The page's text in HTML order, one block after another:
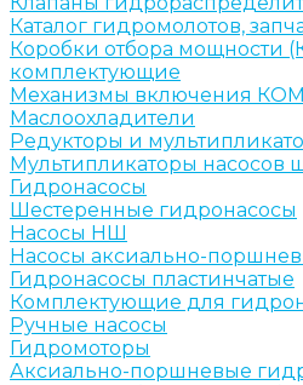
Каталог гидромолотов,
Коробки отбора мощности
комплектующие
Механизмы включения КОМ
Маслоохладители
Редукторы и
Мультипликаторы насосов
Гидронасосы
Шестеренные гидронасосы
Насосы НШ
Насосы аксиально-
Гидронасосы пластинчатые
Комплектующие для
Ручные насосы
Гидромоторы
Аксиально-поршневые